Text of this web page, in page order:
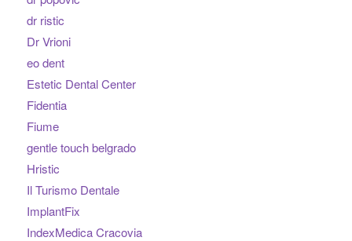
dr ristic
Dr Vrioni
eo dent
Estetic Dental Center
Fidentia
Fiume
gentle touch belgrado
Hristic
Il Turismo Dentale
ImplantFix
IndexMedica Cracovia